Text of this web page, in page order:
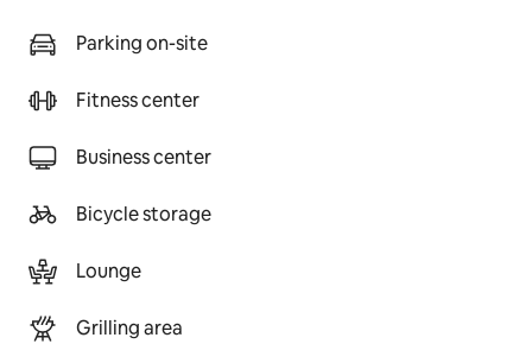
Parking on-site
Fitness center
Business center
Bicycle storage
Lounge
Grilling area